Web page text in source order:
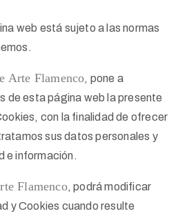
web está sujeto a las normas
Arte Flamenco, pone a
de esta página web la presente
con la finalidad de ofrecer
sus datos personales y
e información.
Flamenco, podrá modificar
y Cookies cuando resulte